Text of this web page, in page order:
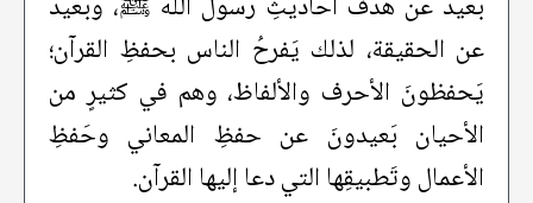
عن الحقيقة، لذلك يَفرحُ الناس بحفظِ القرآن؛
يَحفظونَ الأحرف والألفاظ، وهم في كثيرٍ من
الأحيان بَعيدونَ عن حفظِ المعاني وحَفظِ
الأعمال وتَطبيقِها التي دعا إليها القرآن.